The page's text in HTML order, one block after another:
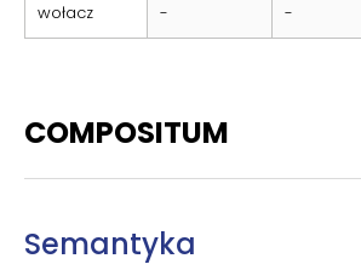
wołacz - -
COMPOSITUM
Semantyka